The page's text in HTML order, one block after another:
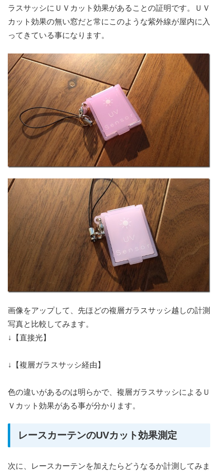
ラスサッシにＵＶカット効果があることの証明です。ＵＶ
カット効果の無い窓だと常にこのような紫外線が屋内に入
ってきている事になります。
画像をアップして、先ほどの複層ガラスサッシ越しの計測
写真と比較してみます。
↓【直接光】
↓【複層ガラスサッシ経由】
色の違いがあるのは明らかで、複層ガラスサッシによるＵ
Ｖカット効果がある事が分かります。
レースカーテンのUVカット効果測定
次に、レースカーテンを加えたらどうなるか計測してみま